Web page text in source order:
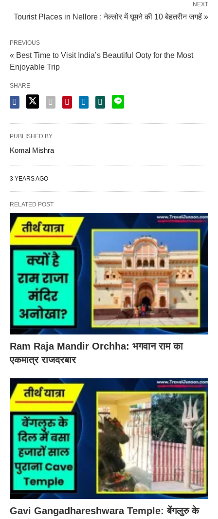
NEXT
Tourist Places in Nellore : नेल्लोर में घूमने की 10 बेहतरीन जगहें »
PREVIOUS
« Best Time to Visit India’s Beautiful Ooty for the Most
Enjoyable Trip
SHARE
PUBLISHED BY
Komal Mishra
3 YEARS AGO
RELATED POST
Ram Raja Mandir Orchha: भगवान राम का
एकमात्र राजदरबार
Gavi Gangadhareshwara Temple: बेंगलुरु के